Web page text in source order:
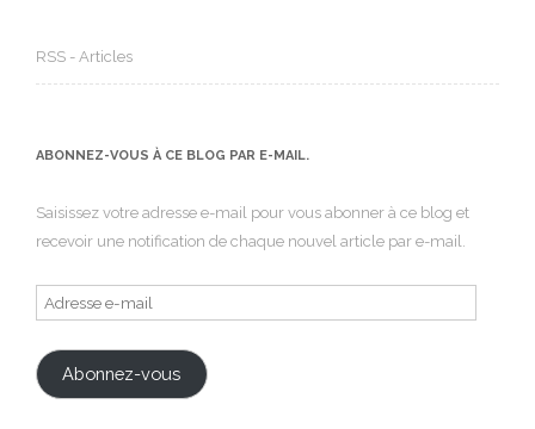
RSS - Articles
ABONNEZ-VOUS À CE BLOG PAR E-MAIL.
Saisissez votre adresse e-mail pour vous abonner à ce blog et
recevoir une notification de chaque nouvel article par e-mail.
Adresse
e-
mail
Abonnez-vous